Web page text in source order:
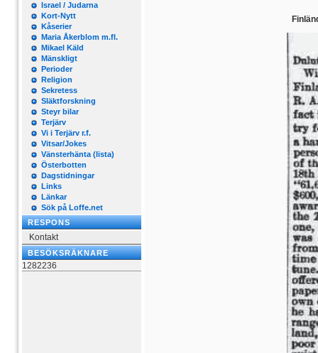
Israel / Judarna
Kort-Nytt
Kåserier
Maria Åkerblom m.fl.
Mikael Käld
Mänskligt
Perioder
Religion
Sekretess
Släktforskning
Steyr bilar
Terjärv
Vi i Terjärv r.f.
Vitsar/Jokes
Vänsterhänta (lista)
Österbotten
Dagstidningar
Links
Länkar
Sök på Loffe.net
RESPONS
Kontakt
BESÖKSRÄKNARE
1282236